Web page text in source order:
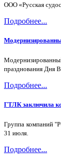
ООО «Русская
Подробнее...
празднования Дня
Подробнее...
ГТЛК заключила
Группа компаний
31 июля.
Подробнее...